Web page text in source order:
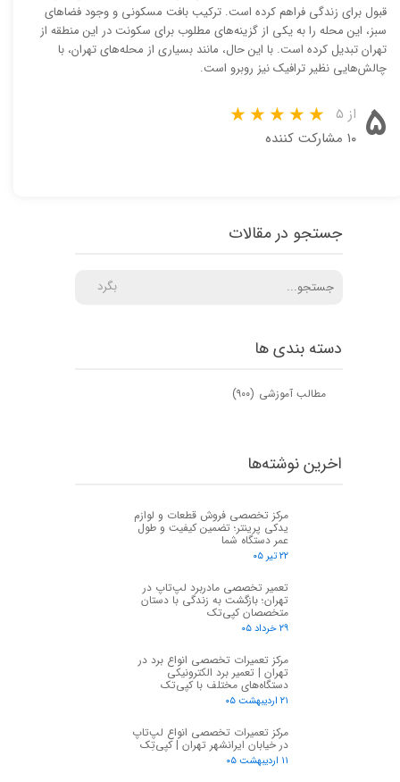
قبول برای زندگی فراهم کرده است. ترکیب بافت مسکونی و وجود فضاهای
سبز، این محله را به یکی از گزینه‌های مطلوب برای سکونت در این منطقه از
تهران تبدیل کرده است. با این حال، مانند بسیاری از محله‌های تهران، با
چالش‌هایی نظیر ترافیک نیز روبرو است.
۵ از ۵
۱۰ مشارکت کننده
دسته بندی ها
مطالب آموزشی (۹۰۰)
جستجو در مقالات
بگرد
اخرین نوشته‌ها
مرکز تخصصی فروش قطعات و لوازم
یدکی پرینتر؛ تضمین کیفیت و طول
عمر دستگاه شما
۲۲ تیر ۰۵
تعمیر تخصصی مادربرد لپ‌تاپ در
تهران؛ بازگشت به زندگی با دستان
متخصصان کپی‌تک
۲۹ خرداد ۰۵
مرکز تعمیرات تخصصی انواع برد در
تهران | تعمیر برد الکترونیکی
دستگاه‌های مختلف با کپی‌تک
۲۱ اردیبهشت ۰۵
مرکز تعمیرات تخصصی انواع لپ‌تاپ
در خیابان ایرانشهر تهران | کپی‌تِک
۱۱ اردیبهشت ۰۵